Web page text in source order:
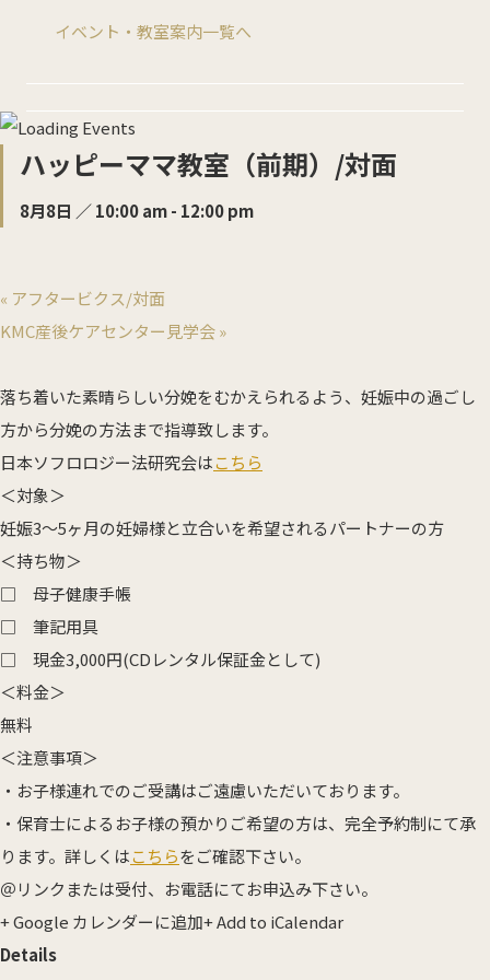
KMC産後ケアセンター
ホーム
来院案内
産科 婦人科 小児科
医師紹介
産科・婦人科
オンライン診療
クリニックブログ
インフォメーション
お知らせ
イベント・教室案内一覧へ
ハッピーママ教室（前期）/対面
8月8日 ／ 10:00 am- 12:00 pm
« アフタービクス/対面
KMC産後ケアセンター見学会»
落ち着いた素晴らしい分娩をむかえられるよう、妊娠中の過ごし
方から分娩の方法まで指導致します。
日本ソフロロジー法研究会はこちら
＜対象＞
妊娠3～5ヶ月の妊婦様と立合いを希望されるパートナーの方
＜持ち物＞
□ 母子健康手帳
□ 筆記用具
□ 現金3,000円(CDレンタル保証金として)
＜料金＞
無料
＜注意事項＞
・お子様連れでのご受講はご遠慮いただいております。
・保育士によるお子様の預かりご希望の方は、完全予約制にて承
ります。詳しくはこちらをご確認下さい。
＠リンクまたは受付、お電話にてお申込み下さい。
+ Google カレンダーに追加+ Add to iCalendar
Details